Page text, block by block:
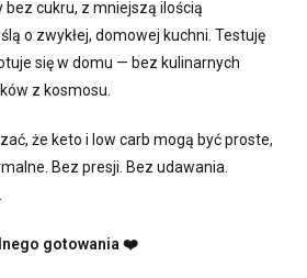
cukru, z mniejszą ilością
o zwykłej, domowej kuchni. Testuję
się w domu — bez kulinarnych
z kosmosu.
że keto i low carb mogą być proste,
Bez presji. Bez udawania.
gotowania ❤️